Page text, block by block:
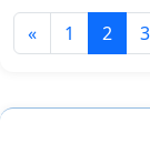
« 1 2 3